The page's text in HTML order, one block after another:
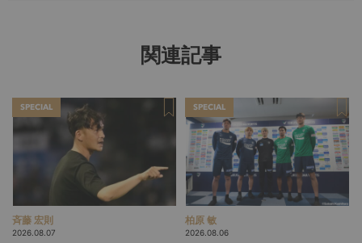
関連記事
SPECIAL
斉藤 宏則
2026.08.07
SPECIAL
柏原 敏
2026.08.06